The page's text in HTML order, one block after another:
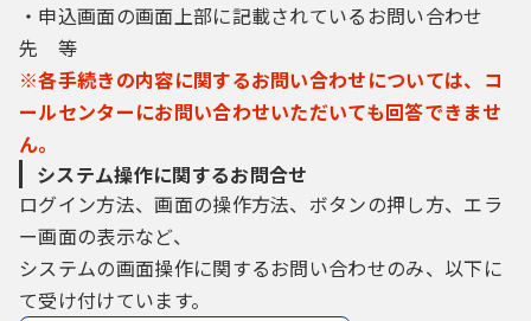
・申込画面の画面上部に記載されているお問い合わせ
先 等
※各手続きの内容に関するお問い合わせについては、コ
ールセンターにお問い合わせいただいても回答できませ
ん。
システム操作に関するお問合せ
ログイン方法、画面の操作方法、ボタンの押し方、エラ
ー画面の表示など、
システムの画面操作に関するお問い合わせのみ、以下に
て受け付けています。